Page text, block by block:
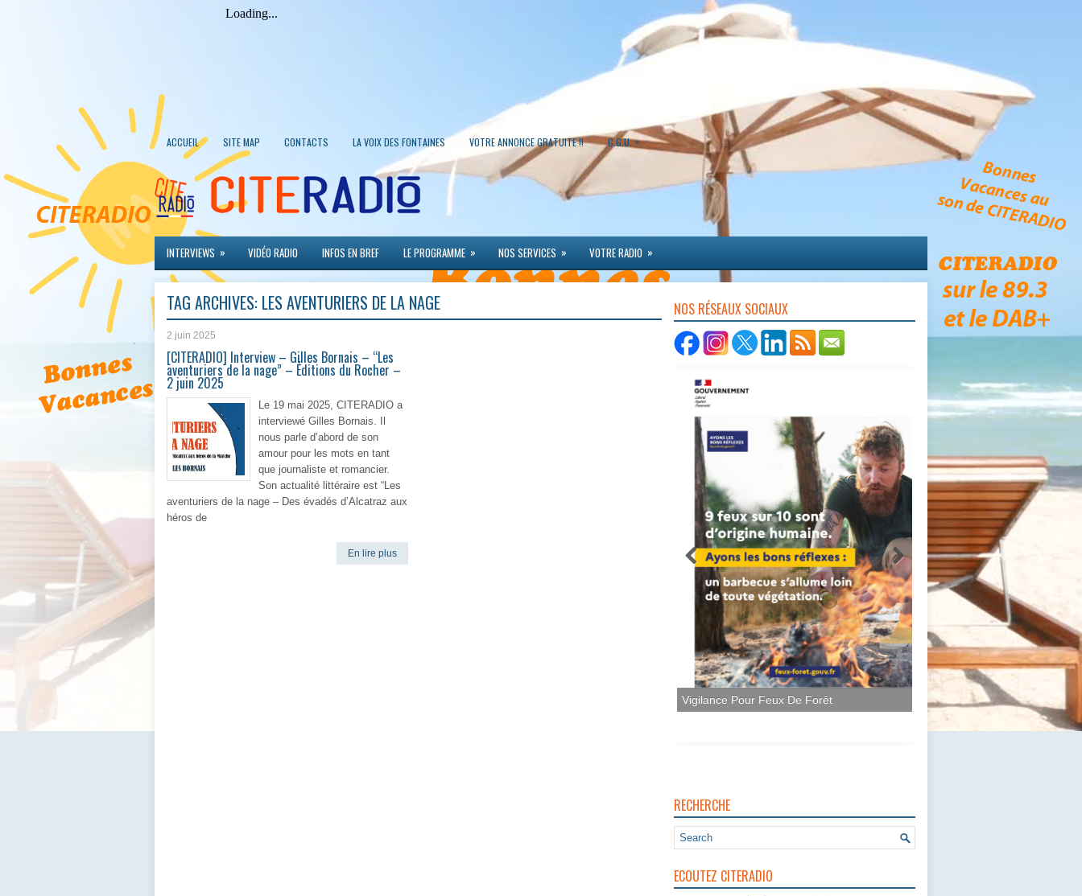
ACCUEIL SITE MAP CONTACTS LA VOIX DES FONTAINES VOTRE ANNONCE GRATUITE !! C.G.U. »
INTERVIEWS » VIDÉO RADIO INFOS EN BREF LE PROGRAMME » NOS SERVICES » VOTRE RADIO »
TAG ARCHIVES: LES AVENTURIERS DE LA NAGE
2 juin 2025
[CITERADIO] Interview – Gilles Bornais – “Les
aventuriers de la nage” – Éditions du Rocher –
2 juin 2025
Le 19 mai 2025, CITERADIO a
interviewé Gilles Bornais. Il
nous parle d’abord de son
amour pour les mots en tant
que journaliste et romancier.
Son actualité littéraire est “Les
aventuriers de la nage – Des évadés d’Alcatraz aux
héros de
En lire plus
NOS RÉSEAUX SOCIAUX
Vigilance Pour Feux De Forêt
RECHERCHE
ECOUTEZ CITERADIO